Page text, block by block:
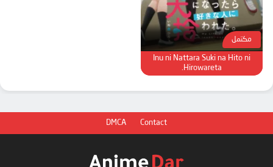
مكتمل
Inu ni Nattara Suki na Hito ni
Hirowareta.
DMCA Contact